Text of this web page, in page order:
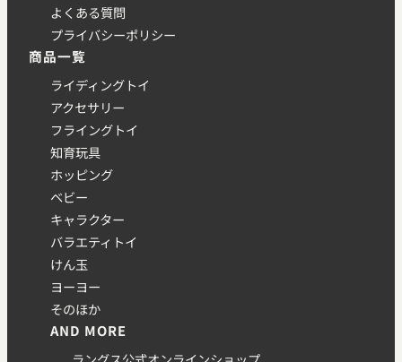
よくある質問
プライバシーポリシー
商品一覧
ライディングトイ
アクセサリー
フライングトイ
知育玩具
ホッピング
ベビー
キャラクター
バラエティトイ
けん玉
ヨーヨー
そのほか
AND MORE